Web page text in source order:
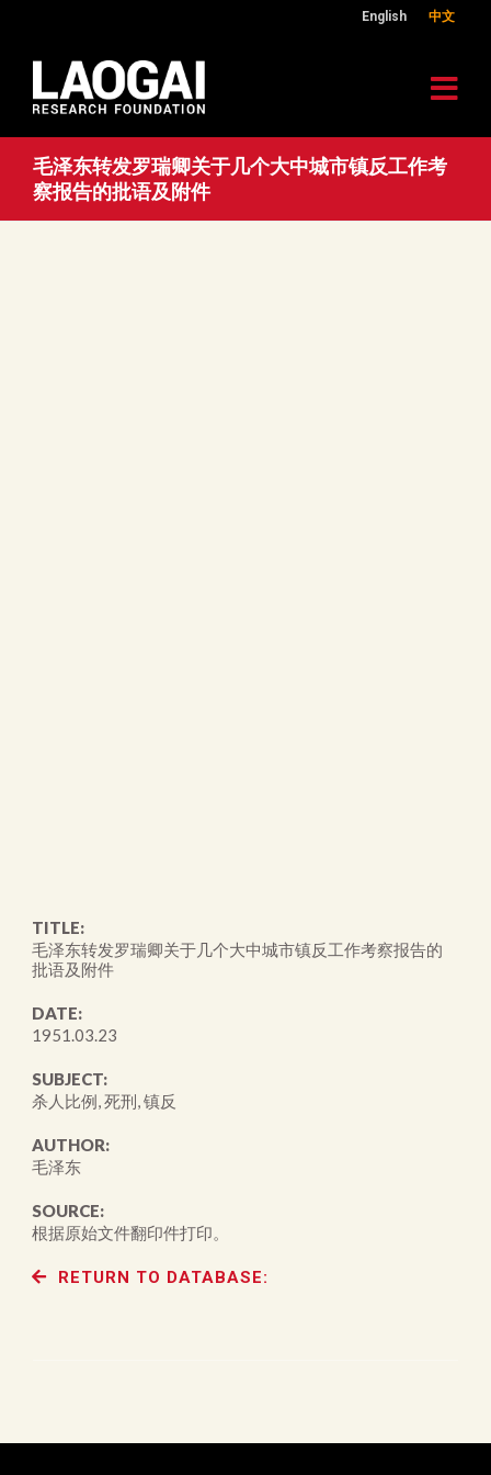
English 中文
毛泽东转发罗瑞卿关于几个大中城市镇反工作考
察报告的批语及附件
TITLE:
毛泽东转发罗瑞卿关于几个大中城市镇反工作考察报告的
批语及附件
DATE:
1951.03.23
SUBJECT:
杀人比例, 死刑, 镇反
AUTHOR:
毛泽东
SOURCE:
根据原始文件翻印件打印。
RETURN TO DATABASE: